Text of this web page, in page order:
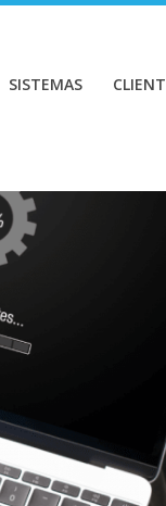
SISTEMAS